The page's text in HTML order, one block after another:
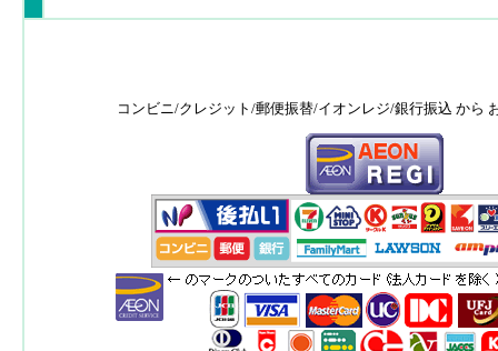
コンビニ/クレジット/郵便振替/イオンレジ/銀行振込 から